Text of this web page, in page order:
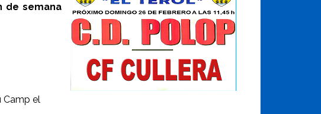
de semana
Camp el